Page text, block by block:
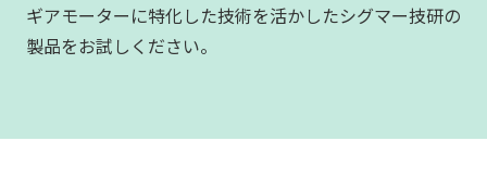
ギアモーターに特化した技術を活かしたシグマー技研の
製品をお試しください。